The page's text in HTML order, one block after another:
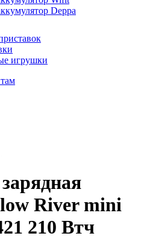
Deppa
игрушки
River mini
210 Втч